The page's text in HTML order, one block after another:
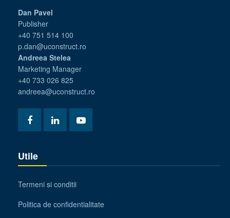
Dan Pavel
Publisher
+40 751 514 100
p.dan@uconstruct.ro
Andreea Stelea
Marketing Manager
+40 733 026 825
andreea@uconstruct.ro
Utile
Termeni si conditii
Politica de confidentialitate